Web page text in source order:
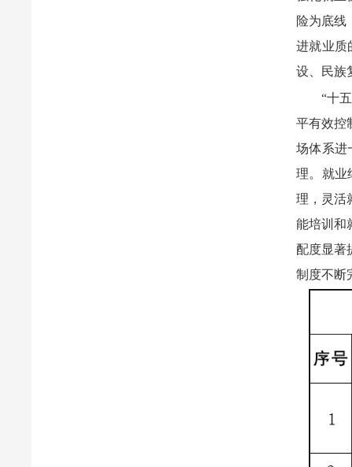
险为底线
进就业质
设、民族
“十
平有效控
场体系进
理。 就业
理，灵活
能培训和
配度显著
制度不断